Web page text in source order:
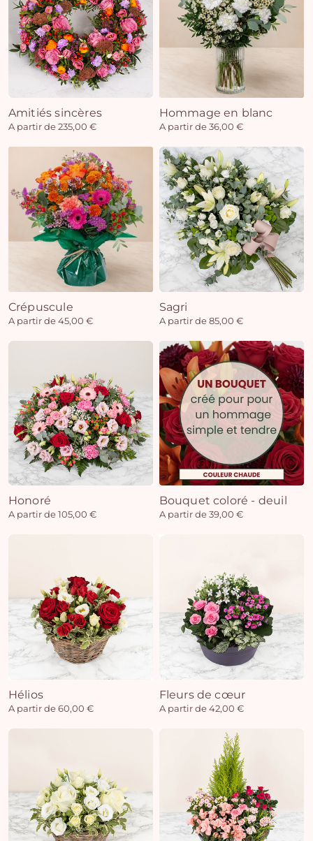
Amitiés sincères
A partir de 235,00 €
Hommage en blanc
A partir de 36,00 €
Crépuscule
A partir de 45,00 €
Sagri
A partir de 85,00 €
Honoré
A partir de 105,00 €
Bouquet coloré - deuil
A partir de 39,00 €
Hélios
A partir de 60,00 €
Fleurs de cœur
A partir de 42,00 €